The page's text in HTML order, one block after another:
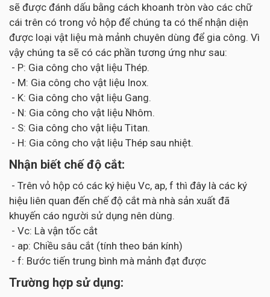
sẽ được đánh dấu bằng cách khoanh tròn vào các chữ
cái trên có trong vỏ hộp để chúng ta có thể nhận diện
được loại vật liệu mà mảnh chuyên dùng để gia công. Vì
vậy chúng ta sẽ có các phần tương ứng như sau:
- P: Gia công cho vật liệu Thép.
- M: Gia công cho vật liệu Inox.
- K: Gia công cho vật liệu Gang.
- N: Gia công cho vật liệu Nhôm.
- S: Gia công cho vật liệu Titan.
- H: Gia công cho vật liệu Thép sau nhiệt.
Nhận biết chế độ cắt:
- Trên vỏ hộp có các ký hiệu Vc, ap, f thì đây là các ký
hiệu liên quan đến chế độ cắt mà nhà sản xuất đã
khuyến cáo người sử dụng nên dùng.
- Vc: Là vận tốc cắt
- ap: Chiều sâu cắt (tính theo bán kính)
- f: Bước tiến trung bình mà mảnh đạt được
Trường hợp sử dụng: